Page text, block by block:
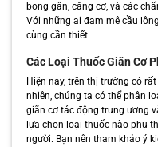
bong gân, căng cơ, và các
Với những ai đam mê cầu
cùng cần thiết.
Các Loại Thuốc Giãn Cơ
Hiện nay, trên thị trường có
nhiên, chúng ta có thể phân
giãn cơ tác động trung ương
lựa chọn loại thuốc nào phụ
người. Bạn nên tham khảo ý